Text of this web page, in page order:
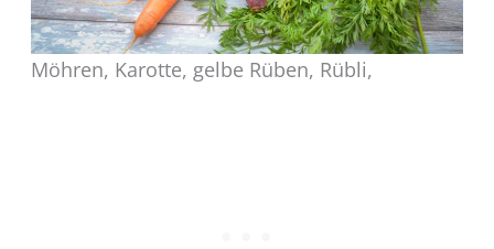
Möhren, Karotte, gelbe Rüben, Rübli,